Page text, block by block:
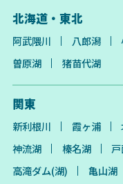
北海道・東北
阿武隈川 八郎潟
曽原湖
猪苗代湖
関東
新利根川 霞ヶ浦
神流湖
榛名湖
高滝ダム(湖)
亀山湖